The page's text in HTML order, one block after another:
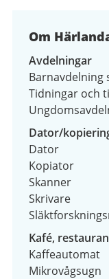
Om
Avdelningar
Barnavdelning
Tidningar och
Dator/
Dator
Kopiator
Skanner
Skrivare
Kafé,
Kaffeautomat
Mikrovågsugn